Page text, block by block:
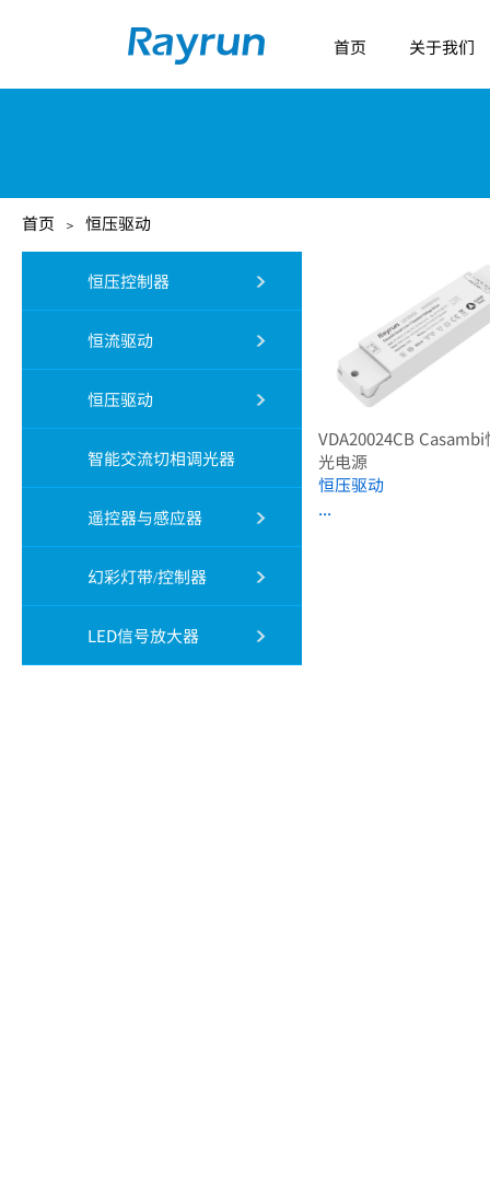
首页 关于我们
首页 ＞ 恒压驱动
恒压控制器
恒流驱动
恒压驱动
智能交流切相调光器
遥控器与感应器
幻彩灯带/控制器
LED信号放大器
VDA20024CB
光电源
恒压驱动
...